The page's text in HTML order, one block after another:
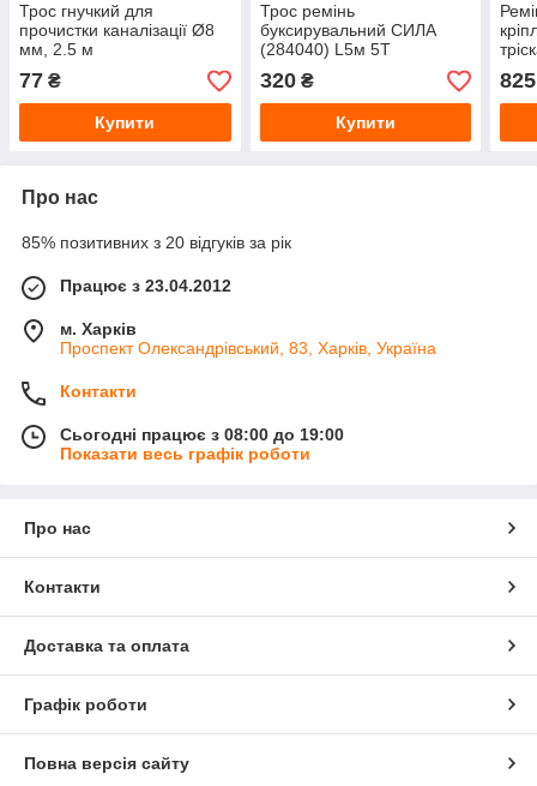
Трос гнучкий для
прочистки каналізації Ø8
мм, 2.5 м
77 ₴
Купити
Трос ремінь
буксирувальний СИЛА
(284040) L5м 5Т
320₴
Купити
50
825
Про нас
85% позитивних з 20 відгуків за рік
Працює з 23.04.2012
м. Харків
Проспект Олександрівський, 83, Харків, Україна
Контакти
Сьогодні працює з 08:00 до 19:00
Показати весь графік роботи
Про нас
Контакти
Доставка та оплата
Графік роботи
Повна версія сайту